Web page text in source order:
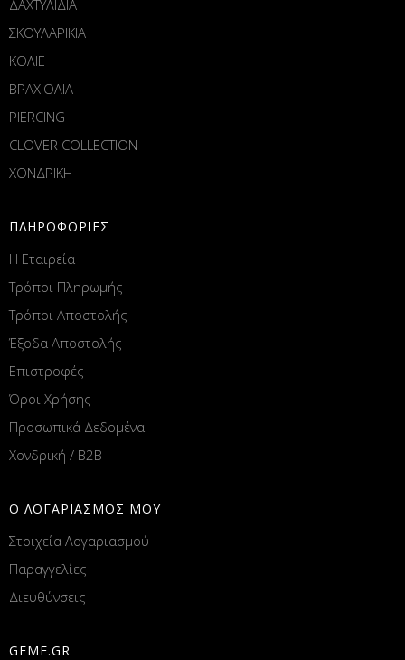
ΔΑΧΤΥΛΙΔΙΑ
ΣΚΟΥΛΑΡΙΚΙΑ
ΚΟΛΙΕ
ΒΡΑΧΙΟΛΙΑ
PIERCING
CLOVER COLLECTION
ΧΟΝΔΡΙΚΗ
ΠΛΗΡΟΦΟΡΙΕΣ
Η Εταιρεία
Τρόποι Πληρωμής
Τρόποι Αποστολής
Έξοδα Αποστολής
Επιστροφές
Όροι Χρήσης
Προσωπικά Δεδομένα
Χονδρική / B2B
Ο ΛΟΓΑΡΙΑΣΜΟΣ ΜΟΥ
Στοιχεία Λογαριασμού
Παραγγελίες
Διευθύνσεις
GEME.GR